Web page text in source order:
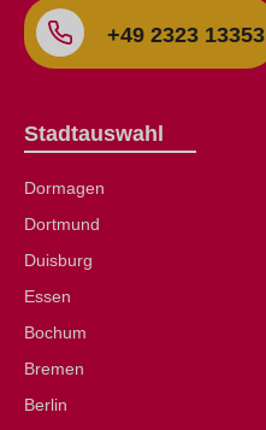
+49 2323 13353
Stadtauswahl
Dormagen
Dortmund
Duisburg
Essen
Bochum
Bremen
Berlin